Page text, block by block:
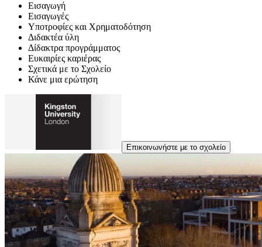
Εισαγωγή
Εισαγωγές
Υποτροφίες και Χρηματοδότηση
Διδακτέα ύλη
Δίδακτρα προγράμματος
Ευκαιρίες καριέρας
Σχετικά με το Σχολείο
Κάνε μια ερώτηση
Επικοινωνήστε με το σχολείο